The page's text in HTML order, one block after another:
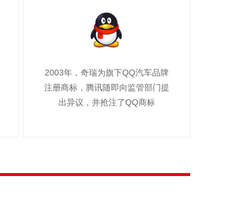
2003年，奇瑞为旗下QQ汽车品牌
注册商标，腾讯随即向监管部门提
出异议，并抢注了QQ商标